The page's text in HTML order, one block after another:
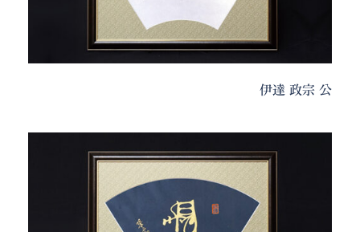
伊達 政宗 公